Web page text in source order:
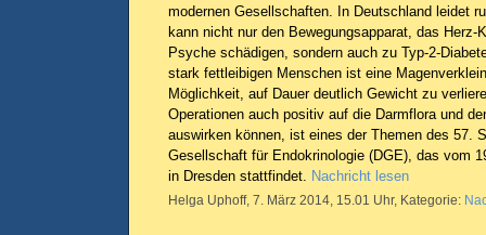
modernen Gesellschaften. In Deutschland leidet
kann nicht nur den Bewegungsapparat, das Herz-
Psyche schädigen, sondern auch zu Typ-2-
stark fettleibigen Menschen ist eine
Möglichkeit, auf Dauer deutlich Gewicht zu
Operationen auch positiv auf die Darmflora und
auswirken können, ist eines der Themen des 57.
Gesellschaft für Endokrinologie (DGE), das vom
in Dresden stattfindet. Nachricht lesen
Helga Uphoff, 7. März 2014, 15.01 Uhr, Kategorie: